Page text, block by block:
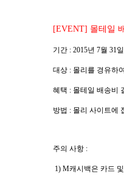
[EVENT] 몰테일
기간 : 2015년 7월 31
대상 : 몰리를 경유하
혜택 : 몰테일 배송비
방법 : 몰리 사이트에
주의 사항 :
1) M캐시백은 카드